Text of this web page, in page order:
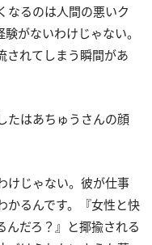
なるのは人間の悪いク
がないわけじゃない。
されてしまう瞬間があ
はあちゅうさんの顔
けじゃない。彼が仕事
かるんです。『女性と快
んだろ？』と揶揄される